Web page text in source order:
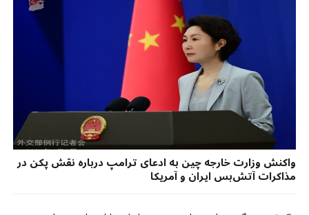
واکنش وزارت خارجه چین به ادعای ترامپ درباره نقش پکن در
مذاکرات آتش‌بس ایران و آمریکا